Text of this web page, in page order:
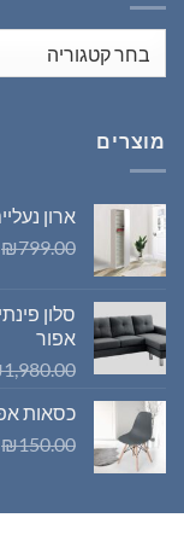
מוצרים
ארון נעליים עם
₪799.00
סלון
אפור
1,980.00
כסאות
₪150.00